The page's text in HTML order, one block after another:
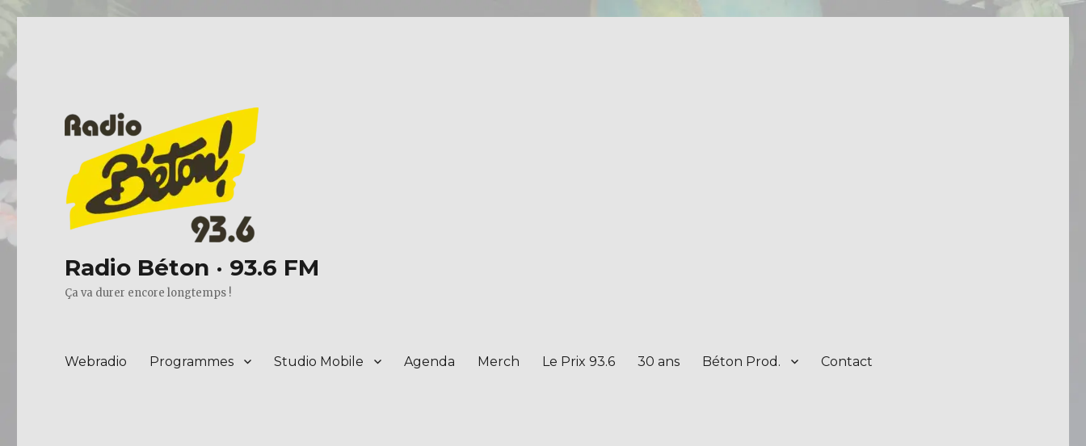
Radio Béton · 93.6 FM
Ça va durer encore longtemps !
Webradio Programmes Studio Mobile Agenda Merch Le Prix 93.6 30 ans Béton Prod. Contact